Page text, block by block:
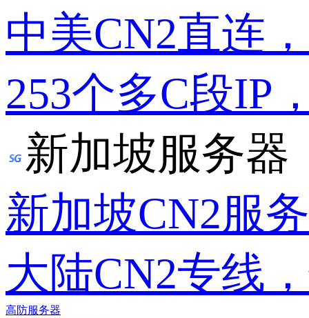
中美CN2直连
253个多C段IP
新加坡服务器
新加坡CN2服
大陆CN2专线
高防服务器